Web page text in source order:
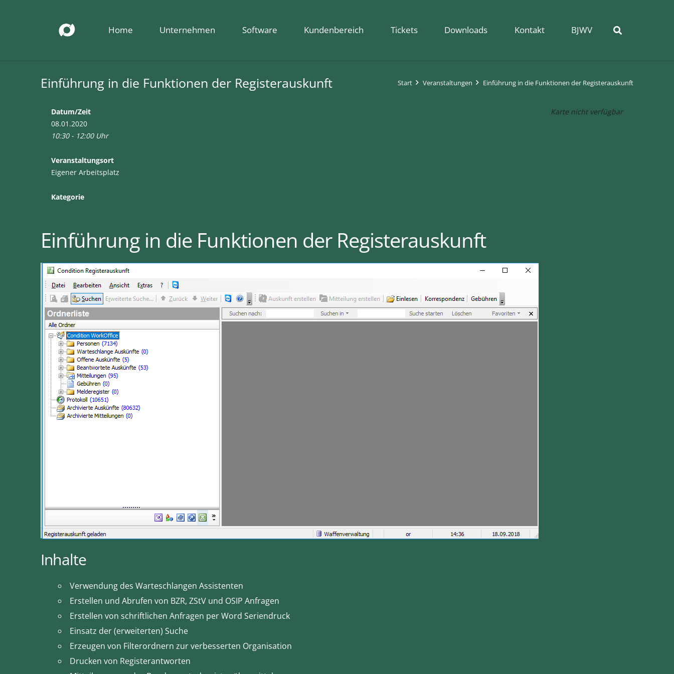
Home Unternehmen Software Kundenbereich Tickets Downloads Kontakt BJWV
Einführung in die Funktionen der Registerauskunft Start Veranstaltungen Einführung in die Funktionen der Registerauskunft
Karte nicht verfügbar
Datum/Zeit
08.01.2020
10:30 - 12:00 Uhr
Veranstaltungsort
Eigener Arbeitsplatz
Kategorie
Einführung in die Funktionen der Registerauskunft
Inhalte
Verwendung des Warteschlangen Assistenten
Erstellen und Abrufen von BZR, ZStV und OSIP Anfragen
Erstellen von schriftlichen Anfragen per Word Seriendruck
Einsatz der (erweiterten) Suche
Erzeugen von Filterordnern zur verbesserten Organisation
Drucken von Registerantworten